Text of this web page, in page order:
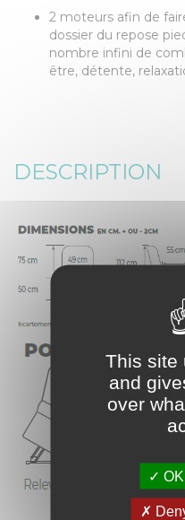
2 moteurs afin de
dossier du repose
nombre infini de
être, détente,
DESCRIPTION
This site
and
over